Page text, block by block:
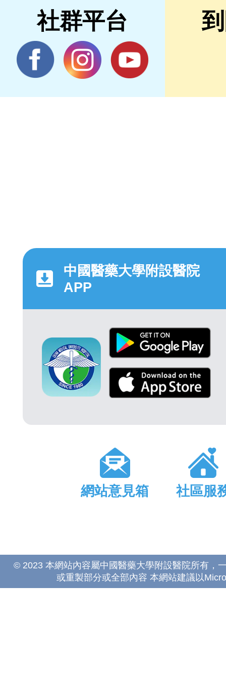
社群平台
中國醫藥大學附設醫院
APP
網站意見箱 社區服
© 2023 本網站內容屬中國醫藥大學附設醫院所有，
或重製部分或全部內容 本網站建議以